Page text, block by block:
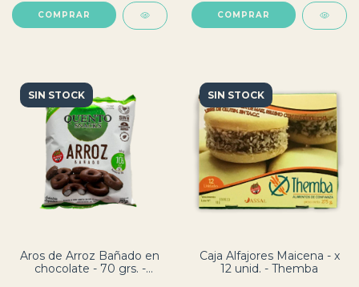
SIN STOCK
Aros de Arroz Bañado en
chocolate - 70 grs. -
SIN STOCK
Caja Alfajores Maicena - x
12 unid. - Themba